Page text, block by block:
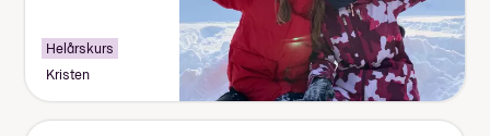
Helårskurs
Kristen